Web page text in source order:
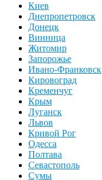
Киев
Днепропетровск
Донецк
Винница
Житомир
Запорожье
Ивано-Франковск
Кировоград
Кременчуг
Крым
Луганск
Львов
Кривой Рог
Одесса
Полтава
Севастополь
Сумы